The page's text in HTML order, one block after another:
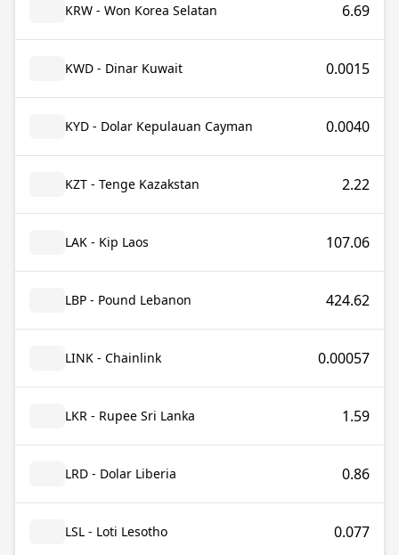
KRW - Won Korea Selatan 6.69
KWD - Dinar Kuwait 0.0015
KYD - Dolar Kepulauan Cayman 0.0040
KZT - Tenge Kazakstan 2.22
LAK - Kip Laos 107.06
LBP - Pound Lebanon 424.62
LINK - Chainlink 0.00057
LKR - Rupee Sri Lanka 1.59
LRD - Dolar Liberia 0.86
LSL - Loti Lesotho 0.077